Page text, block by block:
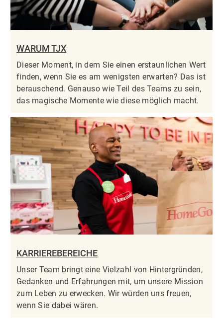
WARUM TJX
Dieser Moment, in dem Sie einen erstaunlichen Wert
finden, wenn Sie es am wenigsten erwarten? Das ist
berauschend. Genauso wie Teil des Teams zu sein,
das magische Momente wie diese möglich macht.
KARRIEREBEREICHE
Unser Team bringt eine Vielzahl von Hintergründen,
Gedanken und Erfahrungen mit, um unsere Mission
zum Leben zu erwecken. Wir würden uns freuen,
wenn Sie dabei wären.